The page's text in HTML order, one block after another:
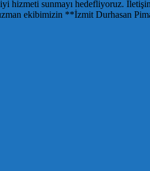
hizmeti sunmayı hedefliyoruz.
ekibimizin **İzmit Durhasan